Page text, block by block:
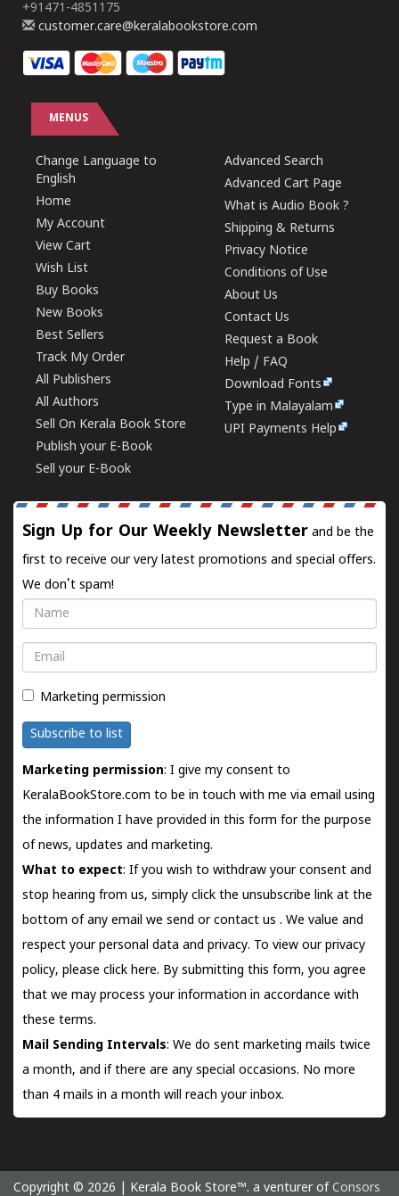
+91471-4851175
customer.care@keralabookstore.com
MENUS
Change Language to
English
Home
My Account
View Cart
Wish List
Buy Books
New Books
Best Sellers
Track My Order
All Publishers
All Authors
Sell On Kerala Book Store
Publish your E-Book
Sell your E-Book
Advanced Search
Advanced Cart Page
What is Audio Book ?
Shipping & Returns
Privacy Notice
Conditions of Use
About Us
Contact Us
Request a Book
Help / FAQ
Download Fonts
Type in Malayalam
UPI Payments Help
Sign Up for Our Weekly Newsletter and be the
first to receive our very latest promotions and special offers.
We don't spam!
Name
Email
Marketing permission
Subscribe to list
Marketing permission: I give my consent to
KeralaBookStore.com to be in touch with me via email using
the information I have provided in this form for the purpose
of news, updates and marketing.
What to expect: If you wish to withdraw your consent and
stop hearing from us, simply click the unsubscribe link at the
bottom of any email we send orcontact us . We value and
respect your personal data and privacy. To view our privacy
policy, please click here. By submitting this form, you agree
that we may process your information in accordance with
these terms.
Mail Sending Intervals: We do sent marketing mails twice
a month, and if there are any special occasions. No more
than 4 mails in a month will reach your inbox.
Copyright © 2026 | Kerala Book Store™. a venturer of Consors